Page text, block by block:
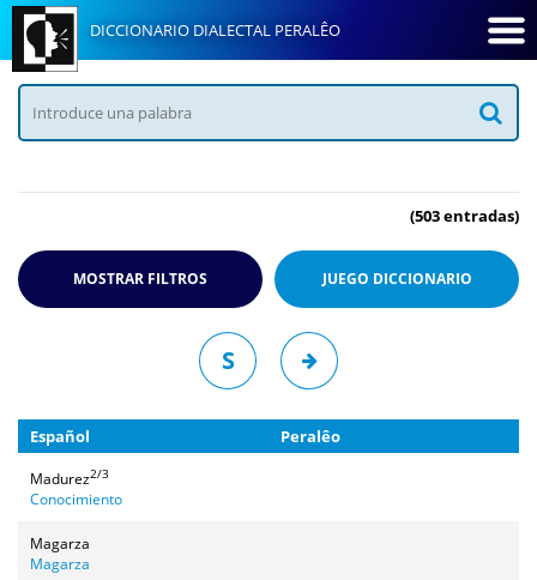
DICCIONARIO DIALECTAL PERALÊO
(503 entradas)
MOSTRAR FILTROS JUEGO DICCIONARIO
S
Español Peralêo
Madurez2/3
Conocimiento
Magarza
Magarza